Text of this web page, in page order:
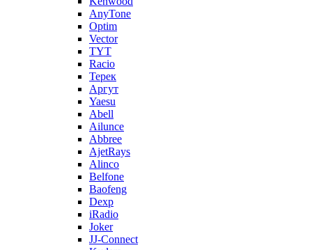
AnyTone
Optim
Vector
TYT
Racio
Терек
Аргут
Yaesu
Abell
Ailunce
Abbree
AjetRays
Alinco
Belfone
Baofeng
Dexp
iRadio
Joker
JJ-Connect